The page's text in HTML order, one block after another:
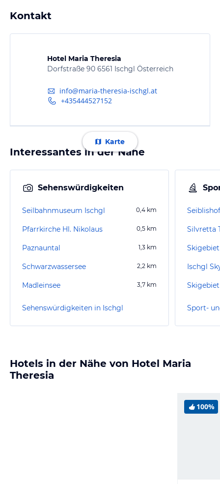
Kontakt
Hotel Maria Theresia
Dorfstraße 90 6561 Ischgl Österreich
info@maria-theresia-ischgl.at
+435444527152
Karte
Interessantes in der Nähe
Sehenswürdigkeiten
Seilbahnmuseum Ischgl 0,4 km
Pfarrkirche Hl. Nikolaus 0,5 km
Paznauntal 1,3 km
Schwarzwassersee 2,2 km
Madleinsee 3,7 km
Sehenswürdigkeiten in Ischgl
Silvretta
Ischgl
Sport-
Hotels in der Nähe von Hotel Maria
Theresia
100%